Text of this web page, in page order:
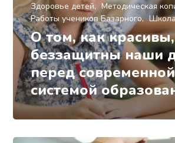
Здоровье детей
Методическая
Работы учеников Базарного
О том, как
беззащитны наши
перед современной
системой